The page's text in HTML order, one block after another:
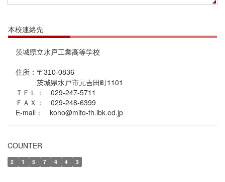
本校連絡先
茨城県立水戸工業高等学校
住所： 〒310-0836
茨城県水戸市元吉田町1101
ＴＥＬ： 029-247-5711
ＦＡＸ： 029-248-6399
E-mail： koho@mito-th.ibk.ed.jp
COUNTER
2 1 5 7 4 4 3